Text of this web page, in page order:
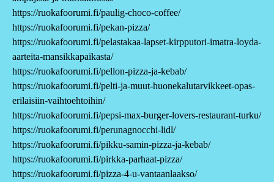
https://ruokafoorumi.fi/paulig-choco-coffee/
https://ruokafoorumi.fi/pekan-pizza/
https://ruokafoorumi.fi/pelastakaa-lapset-kirpputori-imatra-loyda-
aarteita-mansikkapaikasta/
https://ruokafoorumi.fi/pellon-pizza-ja-kebab/
https://ruokafoorumi.fi/pelti-ja-muut-huonekalutarvikkeet-opas-
erilaisiin-vaihtoehtoihin/
https://ruokafoorumi.fi/pepsi-max-burger-lovers-restaurant-turku/
https://ruokafoorumi.fi/perunagnocchi-lidl/
https://ruokafoorumi.fi/pikku-samin-pizza-ja-kebab/
https://ruokafoorumi.fi/pirkka-parhaat-pizza/
https://ruokafoorumi.fi/pizza-4-u-vantaanlaakso/